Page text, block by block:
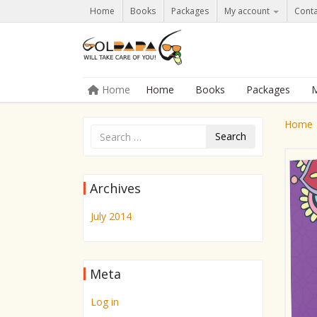
Home Books Packages My account
Menu
Skip to content
Home Home Books Packages
Search
Archives
July 2014
Meta
Log in
Home